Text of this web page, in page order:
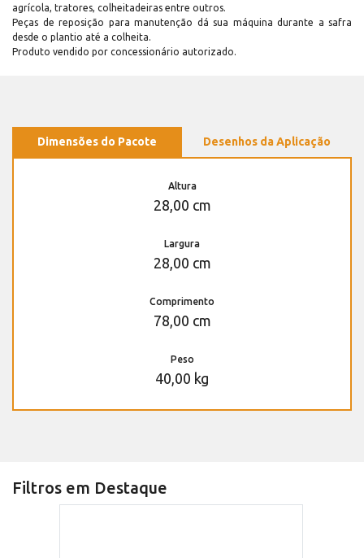
agrícola, tratores, colheitadeiras entre outros.
Peças de reposição para manutenção dá sua máquina durante a safra
desde o plantio até a colheita.
Produto vendido por concessionário autorizado.
Dimensões do Pacote Desenhos da Aplicação
Altura
28,00 cm
Largura
28,00 cm
Comprimento
78,00 cm
Peso
40,00 kg
Filtros em Destaque